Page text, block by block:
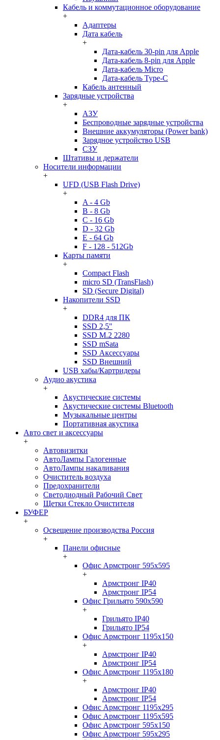
Кабель и коммутационное оборудование
+
Адаптеры
Дата кабель
+
Дата-кабель 30-pin для Apple
Дата-кабель 8-pin для Apple
Дата-кабель Micro
Дата-кабель Type-C
Кабель антенный
Зарядные устройства
+
АЗУ
Беспроводные зарядные устройства
Внешние аккумуляторы (Power bank)
Зарядное устройство USB
СЗУ
Штативы и держатели
Носители информации
+
UFD (USB Flash Drive)
+
A - 4 Gb
B - 8 Gb
C - 16 Gb
D - 32 Gb
E - 64 Gb
F - 128 - 512Gb
Карты памяти
+
Compact Flash
micro SD (TransFlash)
SD (Secure Digital)
Накопители SSD
+
DDR4 для ПК
SSD 2,5"
SSD M.2 2280
SSD mSata
SSD Аксессуары
SSD Внешний
USB хабы/Картридеры
Аудио акустика
+
Акустические системы
Акустические системы Bluetooth
Музыкальные центры
Портативная акустика
Авто свет и аксессуары
+
Автовизитки
АвтоЛампы Галогенные
АвтоЛампы накаливания
Очиститель воздуха
Предохранители
Светодиодный Рабочий Свет
Щетки Стекло Очистителя
БУФЕР
+
Освещение производства Россия
+
Панели офисные
+
Офис Армстронг 595x595
+
Армстронг IP40
Армстронг IP54
Офис Грильято 590x590
+
Грильято IP40
Грильято IP54
Офис Армстронг 1195x150
+
Армстронг IP40
Армстронг IP54
Офис Армстронг 1195x180
+
Армстронг IP40
Армстронг IP54
Офис Армстронг 1195x295
Офис Армстронг 1195x595
Офис Армстронг 595x150
Офис Армстронг 595x295